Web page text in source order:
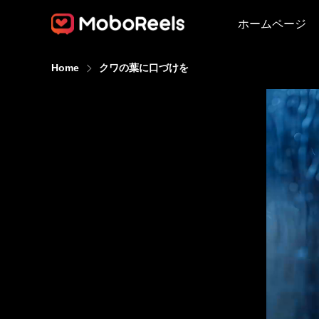
ホームページ
Home クワの葉に口づけを